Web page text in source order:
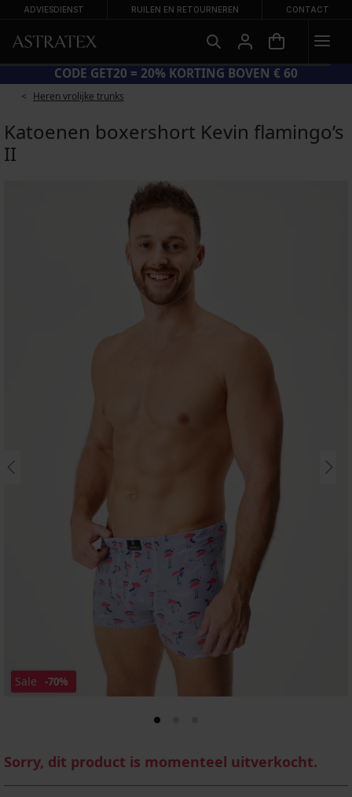
ADVIESDIENST RUILEN EN RETOURNEREN CONTACT
CODE GET20 = 20% KORTING BOVEN € 60
Heren vrolijke trunks
Katoenen boxershort Kevin flamingo’s
II
Sale -70%
Sorry, dit product is momenteel uitverkocht.